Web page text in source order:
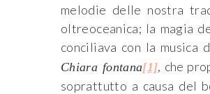
melodie delle nostra
oltreoceanica; la magia
conciliava con la musica
Chiara fontana[1], che
soprattutto a causa del